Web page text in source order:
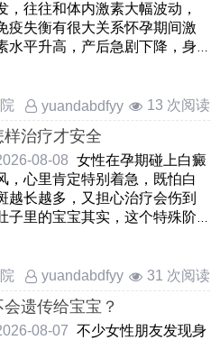
，往往和体内激素大幅波动，
疫失衡有很大关系怀孕期间激
水平升高，产后急剧下降，身
院
yuandabdfyy 13 次阅读
治疗才安全
08-08 女性在孕期碰上白癜
，心里肯定特别着急，既怕白
越长越多，又担心治疗会伤到
子里的宝宝其实，这个特殊阶
院
yuandabdfyy 31 次阅读
遗传给宝宝？
08-07 不少女性朋友发现身